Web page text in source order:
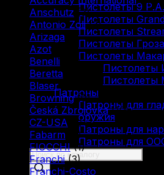
Пистолеты 9 Р.А.
Пистолеты
Пистолеты
Пистолеты Гроза
Пистолеты
Пистолеты
Патроны
Патроны для
оружия
Патроны для
Патроны для
Поиск
товаров
Anschutz (3)
Antonio Zoli (3)
Arizaga
(1)
Azot
Benelli
(16)
Beretta
Blaser
Browning (9)
Česká Zbrojovka (10)
CZ-USA
(1)
Fabarm
(5)
FIOCCHI (1)
Franchi (3)
Franchi-Costo